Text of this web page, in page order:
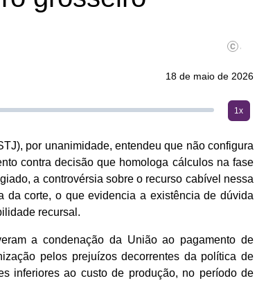
©Antonio
18 de maio de 2026
1x
por unanimidade, entendeu que não configura
contra decisão que homologa cálculos na fase
a controvérsia sobre o recurso cabível nessa
da corte, o que evidencia a existência de dúvida
recursal.
a condenação da União ao pagamento de
pelos prejuízos decorrentes da política de
inferiores ao custo de produção, no período de